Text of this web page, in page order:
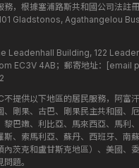
務，根據塞浦路斯共和國公司法註
Gladstonos, Agathangelou
Leadenhall Building, 122
EC3V 4AB；郵寄地址：
[email
不提供以下地區的居民服務，阿富
、剛果、古巴、剛果民主共和國、
黎巴嫩、利比亞、馬來西亞、馬利
斯、索馬利亞、蘇丹、西班牙、南
內茨克和盧甘斯克地區）、美國、
題。